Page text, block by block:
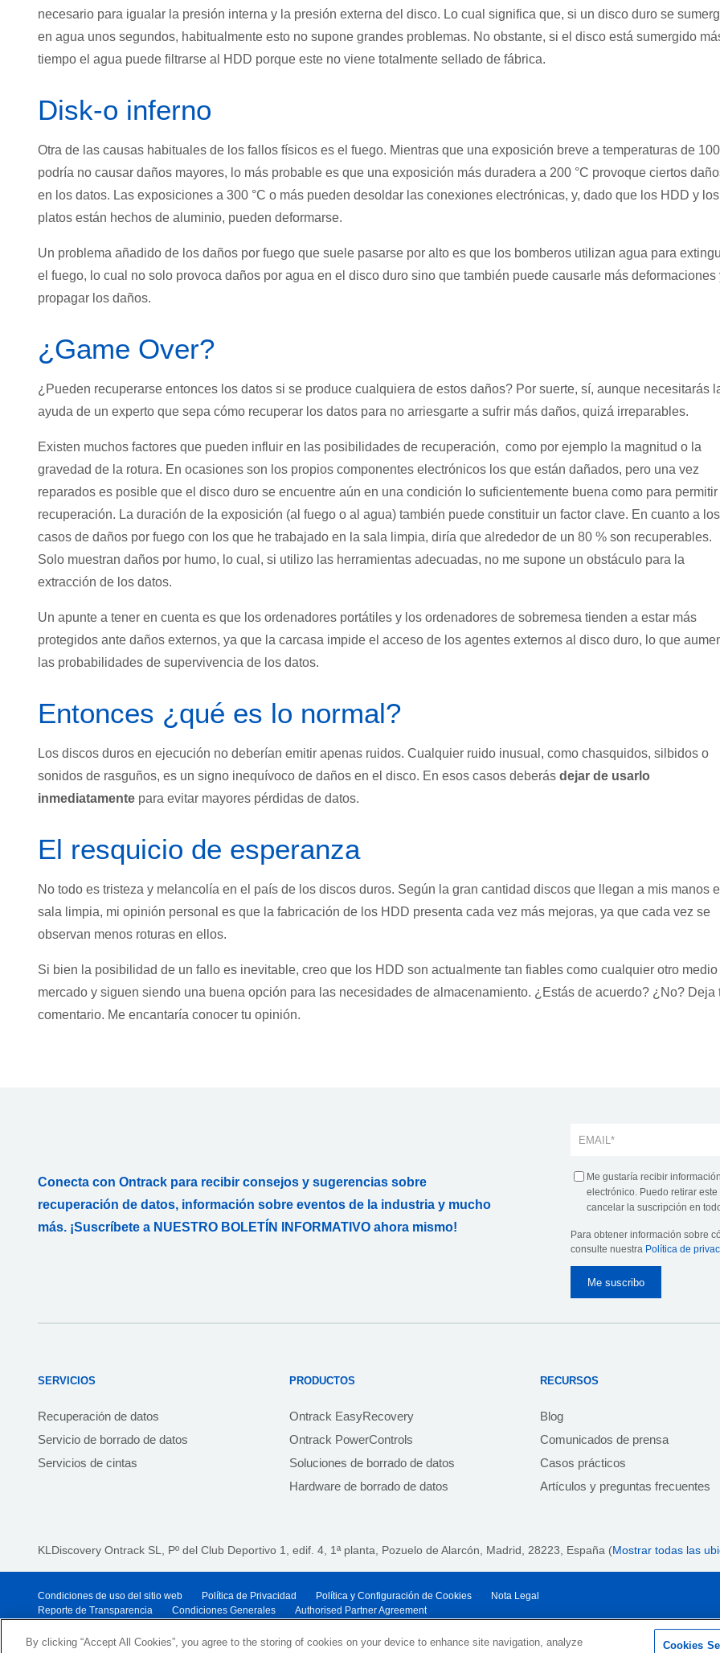
necesario para igualar la presión interna y la presión externa del disco. Lo cual significa que, si un disco duro se
en agua unos segundos, habitualmente esto no supone grandes problemas. No obstante, si el disco está sumergido
tiempo el agua puede filtrarse al HDD porque este no viene totalmente sellado de fábrica.
Disk-o inferno
Otra de las causas habituales de los fallos físicos es el fuego. Mientras que una exposición breve a temperaturas de 100
podría no causar daños mayores, lo más probable es que una exposición más duradera a 200 °C provoque ciertos
en los datos. Las exposiciones a 300 °C o más pueden desoldar las conexiones electrónicas, y, dado que los HDD y los
platos están hechos de aluminio, pueden deformarse.
Un problema añadido de los daños por fuego que suele pasarse por alto es que los bomberos utilizan agua para
el fuego, lo cual no solo provoca daños por agua en el disco duro sino que también puede causarle más deformaciones
propagar los daños.
¿Game Over?
¿Pueden recuperarse entonces los datos si se produce cualquiera de estos daños? Por suerte, sí, aunque necesitarás
ayuda de un experto que sepa cómo recuperar los datos para no arriesgarte a sufrir más daños, quizá irreparables.
Existen muchos factores que pueden influir en las posibilidades de recuperación, como por ejemplo la magnitud o la
gravedad de la rotura. En ocasiones son los propios componentes electrónicos los que están dañados, pero una vez
reparados es posible que el disco duro se encuentre aún en una condición lo suficientemente buena como para permitir
recuperación. La duración de la exposición (al fuego o al agua) también puede constituir un factor clave. En cuanto a los
casos de daños por fuego con los que he trabajado en la sala limpia, diría que alrededor de un 80 % son recuperables.
Solo muestran daños por humo, lo cual, si utilizo las herramientas adecuadas, no me supone un obstáculo para la
extracción de los datos.
Un apunte a tener en cuenta es que los ordenadores portátiles y los ordenadores de sobremesa tienden a estar más
protegidos ante daños externos, ya que la carcasa impide el acceso de los agentes externos al disco duro, lo que
las probabilidades de supervivencia de los datos.
Entonces ¿qué es lo normal?
Los discos duros en ejecución no deberían emitir apenas ruidos. Cualquier ruido inusual, como chasquidos, silbidos o
sonidos de rasguños, es un signo inequívoco de daños en el disco. En esos casos deberás dejar de usarlo
inmediatamente para evitar mayores pérdidas de datos.
El resquicio de esperanza
No todo es tristeza y melancolía en el país de los discos duros. Según la gran cantidad discos que llegan a mis manos
sala limpia, mi opinión personal es que la fabricación de los HDD presenta cada vez más mejoras, ya que cada vez se
observan menos roturas en ellos.
Si bien la posibilidad de un fallo es inevitable, creo que los HDD son actualmente tan fiables como cualquier otro medio
mercado y siguen siendo una buena opción para las necesidades de almacenamiento. ¿Estás de acuerdo? ¿No? Deja
comentario. Me encantaría conocer tu opinión.
Conecta con Ontrack para recibir consejos y sugerencias sobre
recuperación de datos, información sobre eventos de la industria y mucho
más. ¡Suscríbete a NUESTRO BOLETÍN INFORMATIVO ahora mismo!
Me gustaría recibir
electrónico. Puedo retirar
cancelar la suscripción en
Para obtener información sobre
consulte nuestra Política de
SERVICIOS
Recuperación de datos
Servicio de borrado de datos
Servicios de cintas
PRODUCTOS
Ontrack EasyRecovery
Ontrack PowerControls
Soluciones de borrado de datos
Hardware de borrado de datos
RECURSOS
Blog
Comunicados de prensa
Casos prácticos
Artículos y preguntas frecuentes
KLDiscovery Ontrack SL, Pº del Club Deportivo 1, edif. 4, 1ª planta, Pozuelo de Alarcón, Madrid, 28223 , España (Mostrar todas las
Condiciones de uso del sitio web Política de Privacidad Política y Configuración de Cookies
Nota Legal
Reporte de Transparencia
Condiciones Generales Authorised Partner Agreement
© 2026 KLDiscovery Ontrack - All Rights Reserved.
By clicking “Accept All Cookies”, you agree to the storing of cookies on your device to enhance site navigation, analyze
Cookies